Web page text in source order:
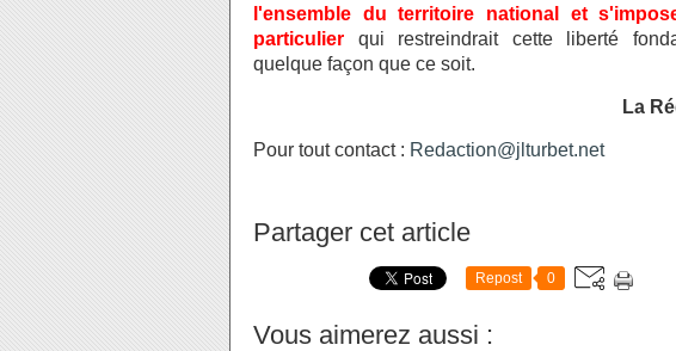
l'ensemble du territoire national et
particulier qui restreindrait cette liberté
quelque façon que ce soit.
La
Pour tout contact : Redaction@jlturbet.net
Partager cet article
Repost 0
Vous aimerez aussi :